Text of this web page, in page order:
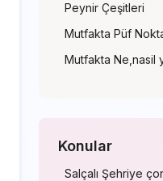
Peynir Çeşitleri
Mutfakta Püf
Mutfakta Ne,nasil
Konular
Salçalı Şehriye